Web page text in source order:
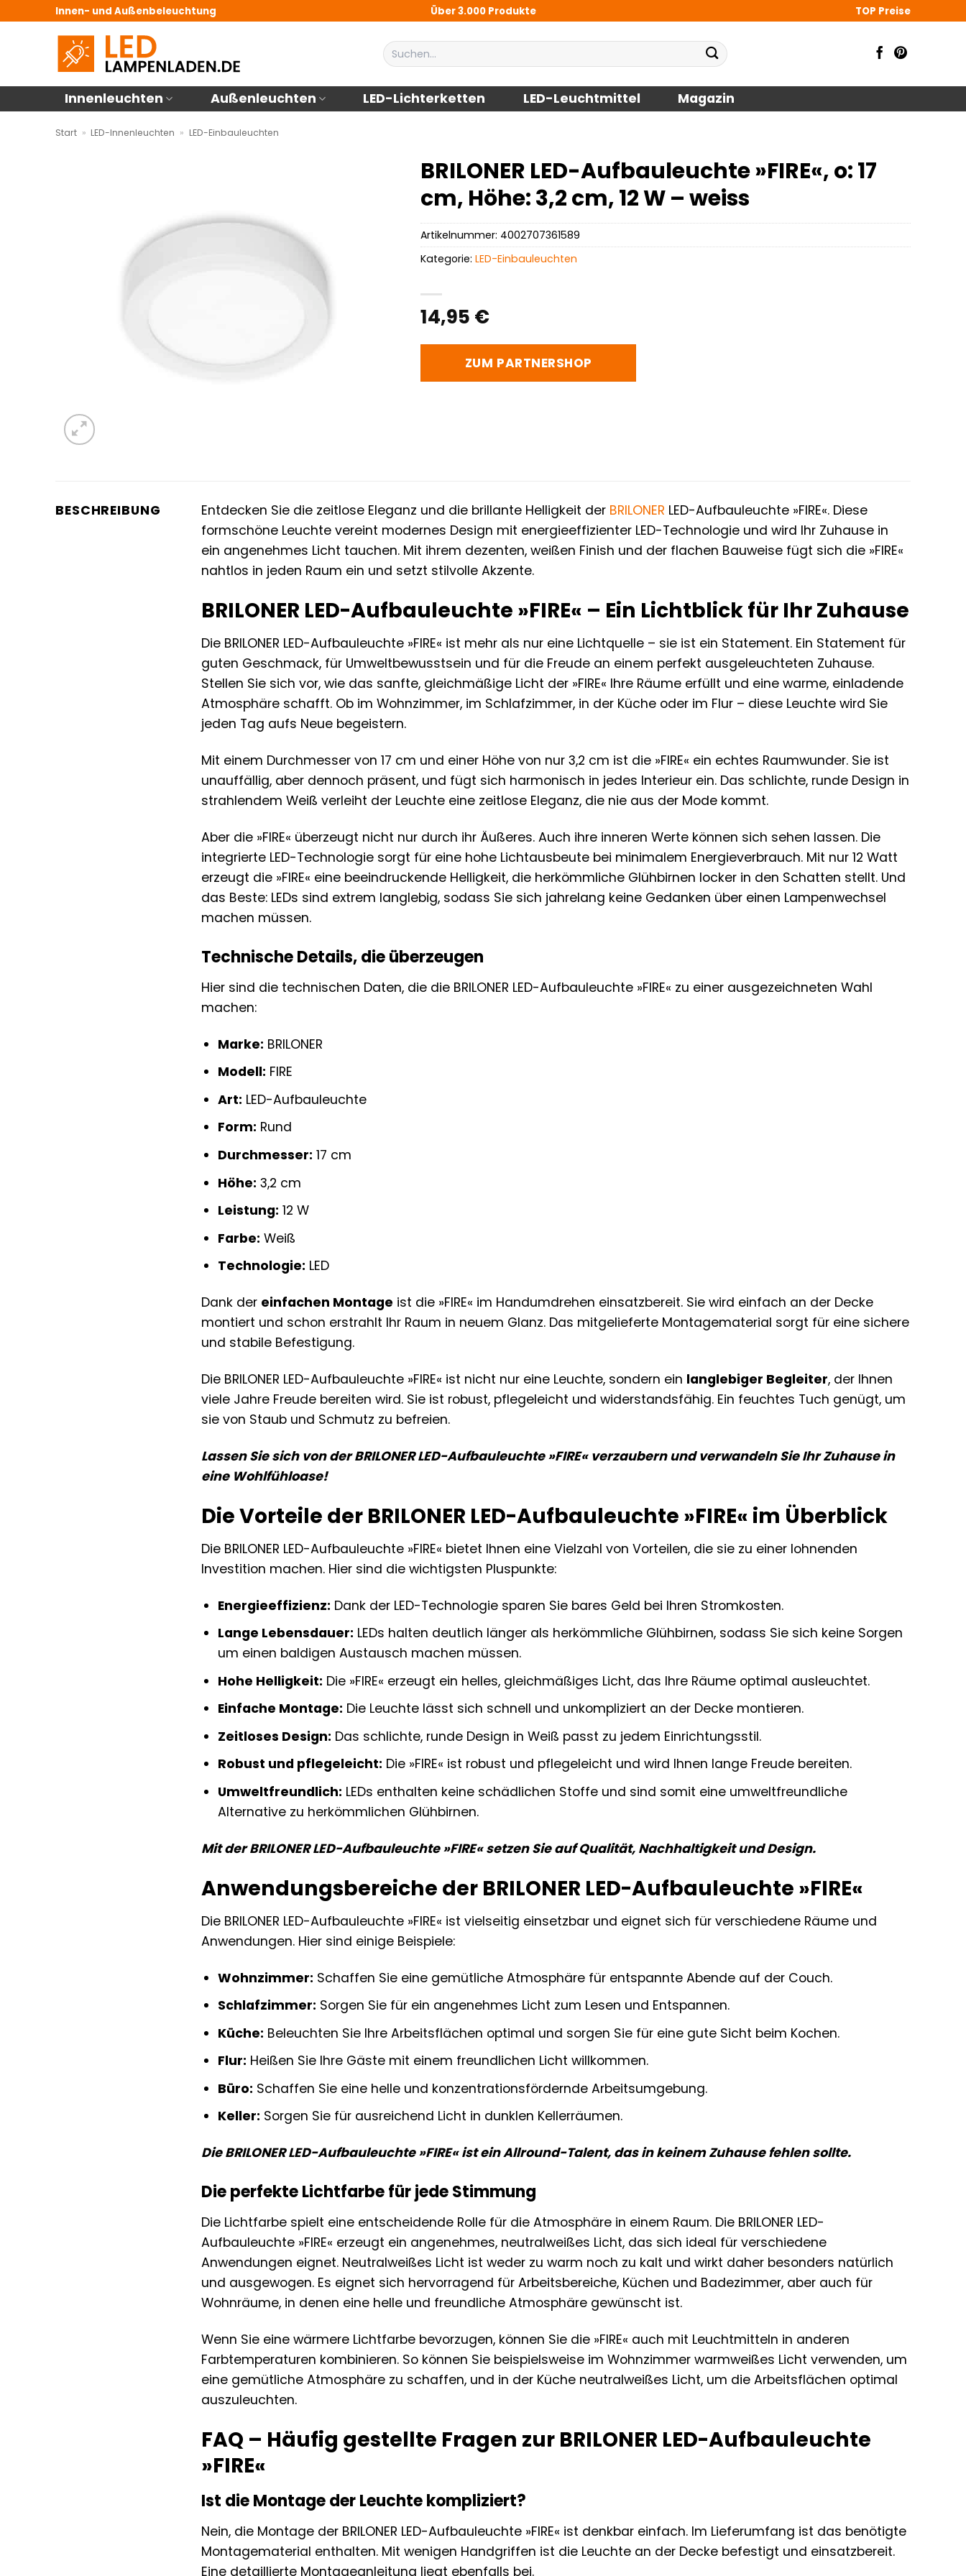
Innen- und Außenbeleuchtung Über 3.000 Produkte TOP Preise
Suchen
nach:
Innenleuchten Außenleuchten LED-Lichterketten LED-Leuchtmittel Magazin
Start » LED-Innenleuchten » LED-Einbauleuchten
BRILONER LED-Aufbauleuchte »FIRE«, o: 17
cm, Höhe: 3,2 cm, 12 W – weiss
14,95 €
ZUM PARTNERSHOP
Artikelnummer: 4002707361589
Kategorie:LED-Einbauleuchten
BESCHREIBUNG Entdecken Sie die zeitlose Eleganz und die brillante Helligkeit der BRILONER LED-Aufbauleuchte »FIRE«. Diese
formschöne Leuchte vereint modernes Design mit energieeffizienter LED-Technologie und wird Ihr Zuhause in
ein angenehmes Licht tauchen. Mit ihrem dezenten, weißen Finish und der flachen Bauweise fügt sich die »FIRE«
nahtlos in jeden Raum ein und setzt stilvolle Akzente.
BRILONER LED-Aufbauleuchte »FIRE« – Ein Lichtblick für Ihr Zuhause
Die BRILONER LED-Aufbauleuchte »FIRE« ist mehr als nur eine Lichtquelle – sie ist ein Statement. Ein Statement für
guten Geschmack, für Umweltbewusstsein und für die Freude an einem perfekt ausgeleuchteten Zuhause.
Stellen Sie sich vor, wie das sanfte, gleichmäßige Licht der »FIRE« Ihre Räume erfüllt und eine warme, einladende
Atmosphäre schafft. Ob im Wohnzimmer, im Schlafzimmer, in der Küche oder im Flur – diese Leuchte wird Sie
jeden Tag aufs Neue begeistern.
Mit einem Durchmesser von 17 cm und einer Höhe von nur 3,2 cm ist die »FIRE« ein echtes Raumwunder. Sie ist
unauffällig, aber dennoch präsent, und fügt sich harmonisch in jedes Interieur ein. Das schlichte, runde Design in
strahlendem Weiß verleiht der Leuchte eine zeitlose Eleganz, die nie aus der Mode kommt.
Aber die »FIRE« überzeugt nicht nur durch ihr Äußeres. Auch ihre inneren Werte können sich sehen lassen. Die
integrierte LED-Technologie sorgt für eine hohe Lichtausbeute bei minimalem Energieverbrauch. Mit nur 12 Watt
erzeugt die »FIRE« eine beeindruckende Helligkeit, die herkömmliche Glühbirnen locker in den Schatten stellt. Und
das Beste: LEDs sind extrem langlebig, sodass Sie sich jahrelang keine Gedanken über einen Lampenwechsel
machen müssen.
Technische Details, die überzeugen
Hier sind die technischen Daten, die die BRILONER LED-Aufbauleuchte »FIRE« zu einer ausgezeichneten Wahl
machen:
Marke: BRILONER
Modell: FIRE
Art: LED-Aufbauleuchte
Form: Rund
Durchmesser: 17 cm
Höhe: 3,2 cm
Leistung: 12 W
Farbe: Weiß
Technologie: LED
Dank der einfachen Montage ist die »FIRE« im Handumdrehen einsatzbereit. Sie wird einfach an der Decke
montiert und schon erstrahlt Ihr Raum in neuem Glanz. Das mitgelieferte Montagematerial sorgt für eine sichere
und stabile Befestigung.
Die BRILONER LED-Aufbauleuchte »FIRE« ist nicht nur eine Leuchte, sondern ein langlebiger Begleiter, der Ihnen
viele Jahre Freude bereiten wird. Sie ist robust, pflegeleicht und widerstandsfähig. Ein feuchtes Tuch genügt, um
sie von Staub und Schmutz zu befreien.
Lassen Sie sich von der BRILONER LED-Aufbauleuchte »FIRE« verzaubern und verwandeln Sie Ihr Zuhause in
eine Wohlfühloase!
Die Vorteile der BRILONER LED-Aufbauleuchte »FIRE« im Überblick
Die BRILONER LED-Aufbauleuchte »FIRE« bietet Ihnen eine Vielzahl von Vorteilen, die sie zu einer lohnenden
Investition machen. Hier sind die wichtigsten Pluspunkte:
Energieeffizienz: Dank der LED-Technologie sparen Sie bares Geld bei Ihren Stromkosten.
Lange Lebensdauer: LEDs halten deutlich länger als herkömmliche Glühbirnen, sodass Sie sich keine Sorgen
um einen baldigen Austausch machen müssen.
Hohe Helligkeit: Die »FIRE« erzeugt ein helles, gleichmäßiges Licht, das Ihre Räume optimal ausleuchtet.
Einfache Montage: Die Leuchte lässt sich schnell und unkompliziert an der Decke montieren.
Zeitloses Design: Das schlichte, runde Design in Weiß passt zu jedem Einrichtungsstil.
Robust und pflegeleicht: Die »FIRE« ist robust und pflegeleicht und wird Ihnen lange Freude bereiten.
Umweltfreundlich: LEDs enthalten keine schädlichen Stoffe und sind somit eine umweltfreundliche
Alternative zu herkömmlichen Glühbirnen.
Mit der BRILONER LED-Aufbauleuchte »FIRE« setzen Sie auf Qualität, Nachhaltigkeit und Design.
Anwendungsbereiche der BRILONER LED-Aufbauleuchte »FIRE«
Die BRILONER LED-Aufbauleuchte »FIRE« ist vielseitig einsetzbar und eignet sich für verschiedene Räume und
Anwendungen. Hier sind einige Beispiele:
Wohnzimmer: Schaffen Sie eine gemütliche Atmosphäre für entspannte Abende auf der Couch.
Schlafzimmer: Sorgen Sie für ein angenehmes Licht zum Lesen und Entspannen.
Küche: Beleuchten Sie Ihre Arbeitsflächen optimal und sorgen Sie für eine gute Sicht beim Kochen.
Flur: Heißen Sie Ihre Gäste mit einem freundlichen Licht willkommen.
Büro: Schaffen Sie eine helle und konzentrationsfördernde Arbeitsumgebung.
Keller: Sorgen Sie für ausreichend Licht in dunklen Kellerräumen.
Die BRILONER LED-Aufbauleuchte »FIRE« ist ein Allround-Talent, das in keinem Zuhause fehlen sollte.
Die perfekte Lichtfarbe für jede Stimmung
Die Lichtfarbe spielt eine entscheidende Rolle für die Atmosphäre in einem Raum. Die BRILONER LED-
Aufbauleuchte »FIRE« erzeugt ein angenehmes, neutralweißes Licht, das sich ideal für verschiedene
Anwendungen eignet. Neutralweißes Licht ist weder zu warm noch zu kalt und wirkt daher besonders natürlich
und ausgewogen. Es eignet sich hervorragend für Arbeitsbereiche, Küchen und Badezimmer, aber auch für
Wohnräume, in denen eine helle und freundliche Atmosphäre gewünscht ist.
Wenn Sie eine wärmere Lichtfarbe bevorzugen, können Sie die »FIRE« auch mit Leuchtmitteln in anderen
Farbtemperaturen kombinieren. So können Sie beispielsweise im Wohnzimmer warmweißes Licht verwenden, um
eine gemütliche Atmosphäre zu schaffen, und in der Küche neutralweißes Licht, um die Arbeitsflächen optimal
auszuleuchten.
FAQ – Häufig gestellte Fragen zur BRILONER LED-Aufbauleuchte
»FIRE«
Ist die Montage der Leuchte kompliziert?
Nein, die Montage der BRILONER LED-Aufbauleuchte »FIRE« ist denkbar einfach. Im Lieferumfang ist das benötigte
Montagematerial enthalten. Mit wenigen Handgriffen ist die Leuchte an der Decke befestigt und einsatzbereit.
Eine detaillierte Montageanleitung liegt ebenfalls bei.